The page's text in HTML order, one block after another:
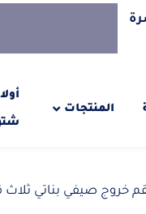
المنتجات
شتوي
خروج صيفي بناتي ثلاث قطع